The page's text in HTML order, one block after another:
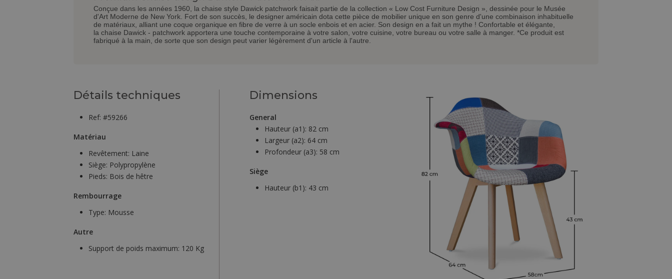
Conçue dans les années 1960, la chaise style Dawick patchwork faisait partie de la collection « Low Cost Furniture Design », dessinée pour le Musée
d'Art Moderne de New York. Fort de son succès, le designer américain dota cette pièce de mobilier unique en son genre d'une combinaison inhabituelle
de matériaux, alliant une coque organique en fibre de verre à un socle enbois et en acier. Son design en a fait un mythe ! Confortable et élégante,
la chaise Dawick - patchwork apportera une touche contemporaine à votre salon, votre cuisine, votre bureau ou votre salle à manger. *Ce produit est
fabriqué à la main, de sorte que son design peut varier légèrement d'un article à l'autre.
Détails techniques
Ref: #59266
Matériau
Revêtement: Laine
Siège: Polypropylène
Pieds: Bois de hêtre
Rembourrage
Type: Mousse
Autre
Support de poids maximum: 120 Kg
Dimensions
General
Hauteur (a1): 82 cm
Largeur (a2): 64 cm
Profondeur (a3): 58 cm
Siège
Hauteur (b1): 43 cm